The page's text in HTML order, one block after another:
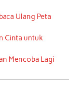
Ulang Peta
Cinta untuk
Mencoba Lagi